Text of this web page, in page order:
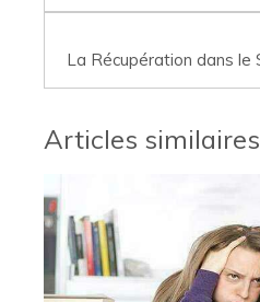
Articles similaires